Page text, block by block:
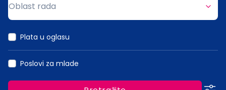
Oblast rada
Plata u oglasu
Poslovi za mlade